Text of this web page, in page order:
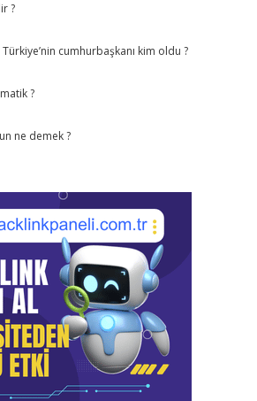
?
cumhurbaşkanı kim oldu ?
?
ne demek ?